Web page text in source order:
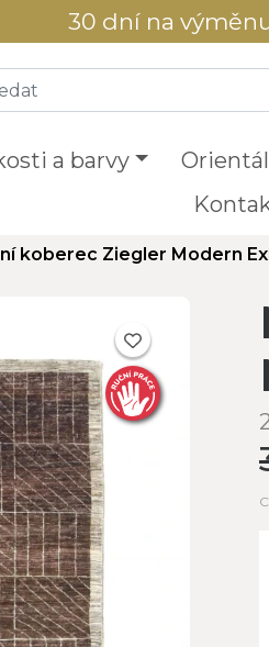
30 dní na
a barvy
koberec Ziegler Modern